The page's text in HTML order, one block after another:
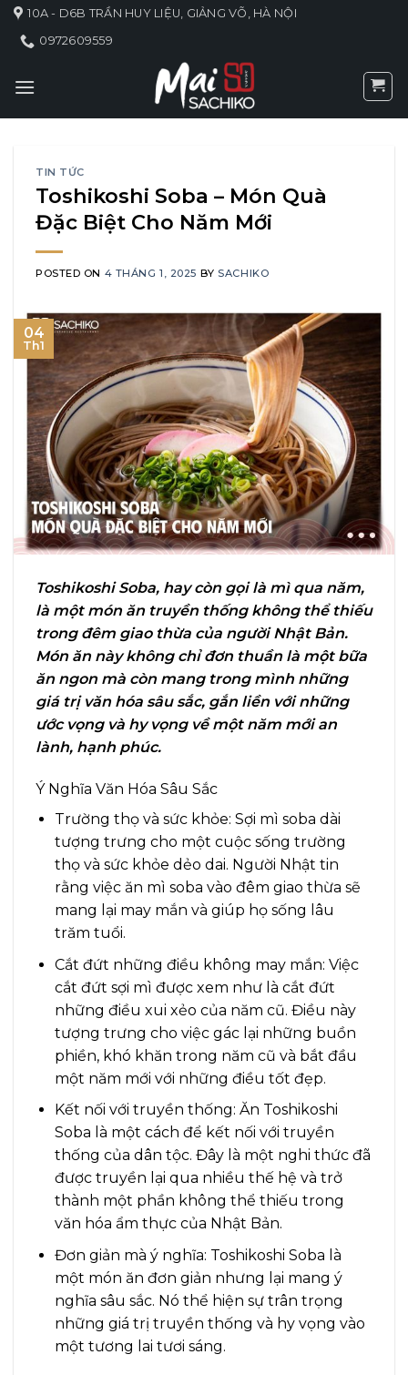
Skip10A - D6B TRẦN HUY LIỆU, GIẢNG VÕ, HÀ NỘI
0972609559
TIN TỨC
Toshikoshi Soba – Món Quà
Đặc Biệt Cho Năm Mới
POSTED ON 4 THÁNG 1, 2025 BY SACHIKO
04
Th1
Toshikoshi Soba, hay còn gọi là mì qua năm,
là một món ăn truyền thống không thể thiếu
trong đêm giao thừa của người Nhật Bản.
Món ăn này không chỉ đơn thuần là một bữa
ăn ngon mà còn mang trong mình những
giá trị văn hóa sâu sắc, gắn liền với những
ước vọng và hy vọng về một năm mới an
lành, hạnh phúc.
Ý Nghĩa Văn Hóa Sâu Sắc
Trường thọ và sức khỏe: Sợi mì soba dài
tượng trưng cho một cuộc sống trường
thọ và sức khỏe dẻo dai. Người Nhật tin
rằng việc ăn mì soba vào đêm giao thừa sẽ
mang lại may mắn và giúp họ sống lâu
trăm tuổi.
Cắt đứt những điều không may mắn: Việc
cắt đứt sợi mì được xem như là cắt đứt
những điều xui xẻo của năm cũ. Điều này
tượng trưng cho việc gác lại những buồn
phiền, khó khăn trong năm cũ và bắt đầu
một năm mới với những điều tốt đẹp.
Kết nối với truyền thống: Ăn Toshikoshi
Soba là một cách để kết nối với truyền
thống của dân tộc. Đây là một nghi thức đã
được truyền lại qua nhiều thế hệ và trở
thành một phần không thể thiếu trong
văn hóa ẩm thực của Nhật Bản.
Đơn giản mà ý nghĩa: Toshikoshi Soba là
một món ăn đơn giản nhưng lại mang ý
nghĩa sâu sắc. Nó thể hiện sự trân trọng
những giá trị truyền thống và hy vọng vào
một tương lai tươi sáng.